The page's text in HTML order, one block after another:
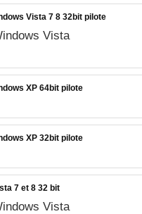
Vista 7 8 32bit pilote
Vista
XP 64bit pilote
XP 32bit pilote
7 et 8 32 bit
Vista